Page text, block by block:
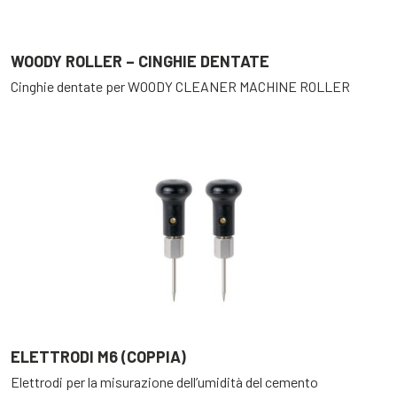
WOODY ROLLER – CINGHIE DENTATE
Cinghie dentate per WOODY CLEANER MACHINE ROLLER
ELETTRODI M6 (COPPIA)
Elettrodi per la misurazione dell’umidità del cemento